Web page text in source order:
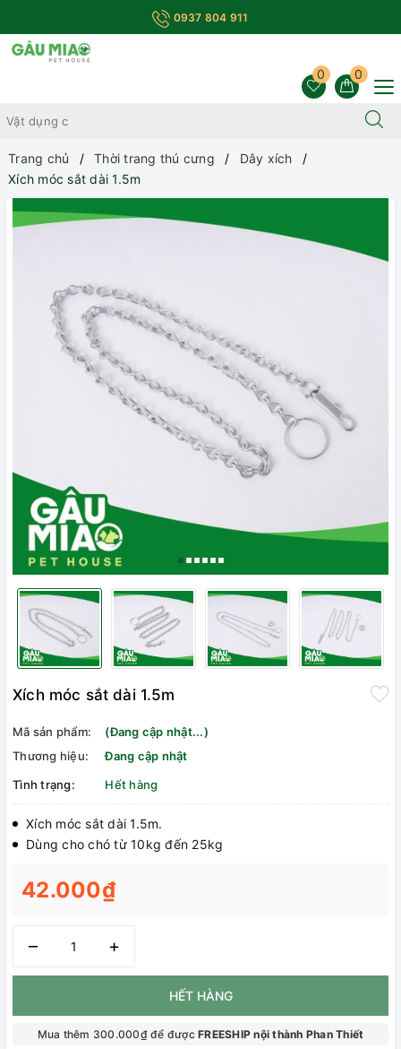
0937 804 911
0
0
Trang chủ Thời trang thú cưng
Dây xích
Xích móc sắt dài 1.5m
Xích móc sắt dài 1.5m
Mã sản phẩm:
(Đang cập nhật...)
Thương hiệu:
Đang cập nhật
Tình trạng:
Hết hàng
Xích móc sắt dài 1.5m.
Dùng cho chó từ 10kg đến 25kg
42.000₫
– +
HẾT HÀNG
Mua thêm 300.000₫ để đượcFREESHIP nội thành Phan Thiết